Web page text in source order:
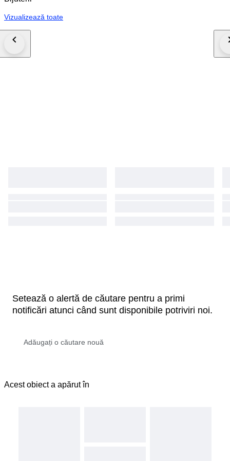
Vizualizează toate
Setează o alertă de căutare pentru a primi
notificări atunci când sunt disponibile potriviri noi.
Acest obiect a apărut în